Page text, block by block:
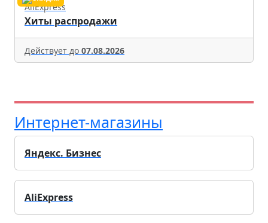
AliExpress
Хиты распродажи
Действует до 07.08.2026
Интернет-магазины
Яндекс. Бизнес
AliExpress